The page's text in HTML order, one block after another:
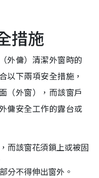
措施
外傭）清潔外窗時的
以下兩項安全措施，
（外窗），而該窗戶
傭安全工作的露台或
而該窗花須鎖上或被固
分不得伸出窗外。